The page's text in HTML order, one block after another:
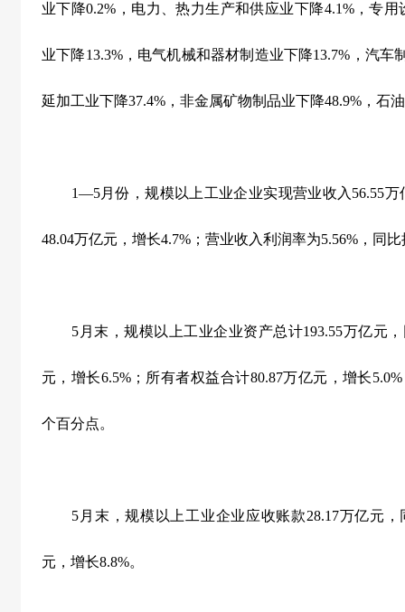
业下降0.2% ，电力、热力生产和供应业下降4.1%，专用
业下降13.3%，电气机械和器材制造业下降13.7% ，汽车
延加工业下降37.4% ，非金属矿物制品业下降48.9% ，石
1—5月份，规模以上工业企业实现营业收入 56.55万
48.04万亿元，增长4.7% ；营业收入利润率为5.56% ，同
5 月末，规模以上工业企业资产总计193.55万亿元
元，增长6.5%；所有者权益合计80.87万亿元，增长5.0%
个百分点。
5 月末，规模以上工业企业应收账款28.17万亿元，
元，增长8.8%。